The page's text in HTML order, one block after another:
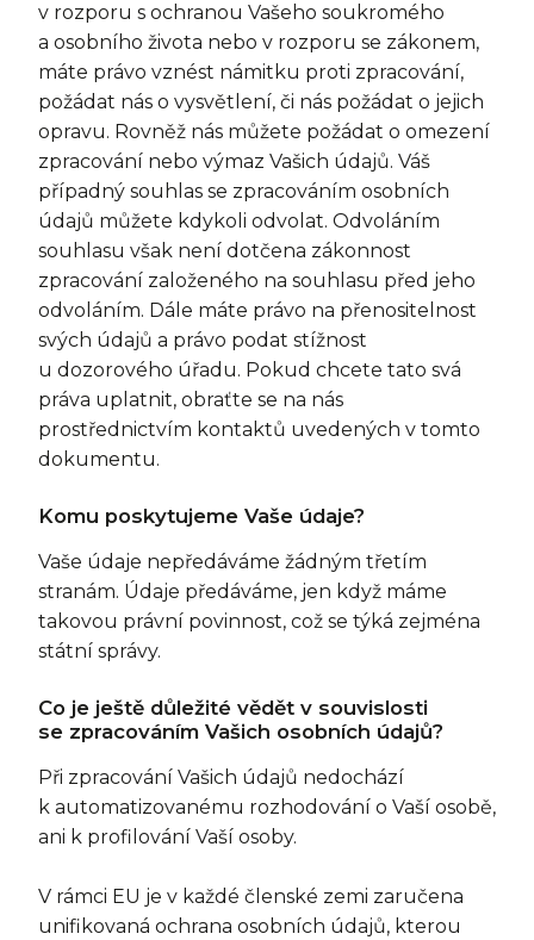
v rozporu s ochranou Vašeho soukromého
a osobního života nebo v rozporu se zákonem,
máte právo vznést námitku proti zpracování,
požádat nás o vysvětlení, či nás požádat o jejich
opravu. Rovněž nás můžete požádat o omezení
zpracování nebo výmaz Vašich údajů. Váš
případný souhlas se zpracováním osobních
údajů můžete kdykoli odvolat. Odvoláním
souhlasu však není dotčena zákonnost
zpracování založeného na souhlasu před jeho
odvoláním. Dále máte právo na přenositelnost
svých údajů a právo podat stížnost
u dozorového úřadu. Pokud chcete tato svá
práva uplatnit, obraťte se na nás
prostřednictvím kontaktů uvedených v tomto
dokumentu.
Komu poskytujeme Vaše údaje?
Vaše údaje nepředáváme žádným třetím
stranám. Údaje předáváme, jen když máme
takovou právní povinnost, což se týká zejména
státní správy.
Co je ještě důležité vědět v souvislosti
se zpracováním Vašich osobních údajů?
Při zpracování Vašich údajů nedochází
k automatizovanému rozhodování o Vaší osobě,
ani k profilování Vaší osoby.
V rámci EU je v každé členské zemi zaručena
unifikovaná ochrana osobních údajů, kterou